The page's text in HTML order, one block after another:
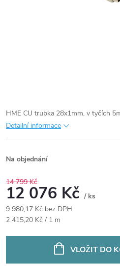
HME CU trubka 28x1mm, v tyčích
Detailní informace
Na objednání
14 799 Kč
12 076 Kč / ks
9 980,17 Kč bez DPH
Měrná
2 415,20 Kč / 1 m
VLOŽIT DO